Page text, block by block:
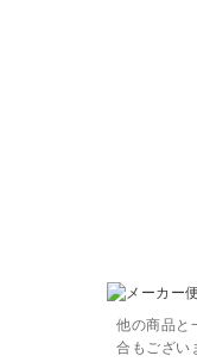
他の商品と
合もござい